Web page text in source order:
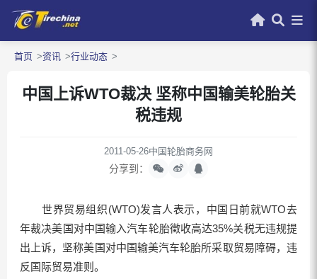
首页 资讯 行业动态
中国上诉WTO裁决 坚称中国输美轮胎关
税违规
2011-05-26中国轮胎商务网
分享到：
世界贸易组织(WTO)发言人表示，中国日前就WTO去
年裁决美国对中国输入汽车轮胎徵收高达35%关税无违规提
出上诉，坚称美国对中国输美汽车轮胎所采取贸易障碍，违
反国际贸易准则。